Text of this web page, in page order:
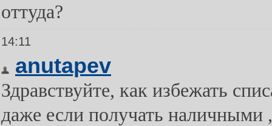
оттуда?
14:11
anutapev
Здравствуйте, как избежать
даже если получать наличными